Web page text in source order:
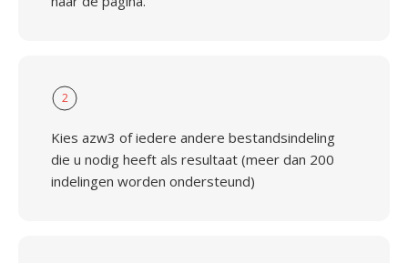
2
Kies azw3 of iedere andere bestandsindeling
die u nodig heeft als resultaat (meer dan 200
indelingen worden ondersteund)